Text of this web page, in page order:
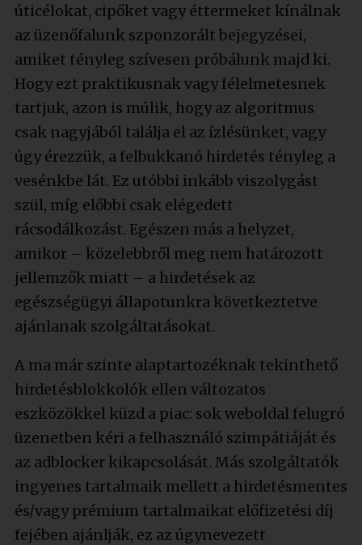
úticélokat, cipőket vagy éttermeket kínálnak
az üzenőfalunk szponzorált bejegyzései,
amiket tényleg szívesen próbálunk majd ki.
Hogy ezt praktikusnak vagy félelmetesnek
tartjuk, azon is múlik, hogy az algoritmus
csak nagyjából találja el az ízlésünket, vagy
úgy érezzük, a felbukkanó hirdetés tényleg a
vesénkbe lát. Ez utóbbi inkább viszolygást
szül, míg előbbi csak elégedett
rácsodálkozást. Egészen más a helyzet,
amikor – közelebbről meg nem határozott
jellemzők miatt – a hirdetések az
egészségügyi állapotunkra következtetve
ajánlanak szolgáltatásokat.
A ma már szinte alaptartozéknak tekinthető
hirdetésblokkolók ellen változatos
eszközökkel küzd a piac: sok weboldal felugró
üzenetben kéri a felhasználó szimpátiáját és
az adblocker kikapcsolását. Más szolgáltatók
ingyenes tartalmaik mellett a hirdetésmentes
és/vagy prémium tartalmaikat előfizetési díj
fejében ajánlják, ez az úgynevezett